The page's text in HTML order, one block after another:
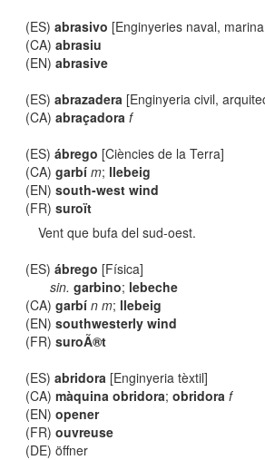
(ES)abrasivo [Enginyeries naval,
(CA)abrasiu
(EN)abrasive
(ES)abrazadera [Enginyeria civil,
(CA)abraçadora f
(ES)ábrego [Ciències de la Terra]
(CA)garbí m; llebeig
(EN)south-west wind
(FR)suroït
Vent que bufa del sud-oest.
(ES)ábrego [Física]
sin. garbino; lebeche
(CA)garbí n m; llebeig
(EN)southwesterly wind
(FR)suroÃ®t
(ES)abridora [Enginyeria tèxtil]
(CA)màquina obridora;obridora f
(EN)opener
(FR)ouvreuse
(DE) öffner